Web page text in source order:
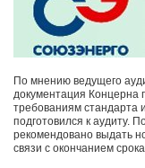
По мнению ведущего
документация Концерна
требованиям стандарта
подготовился к аудиту.
рекомендовано выдать
связи с окончанием